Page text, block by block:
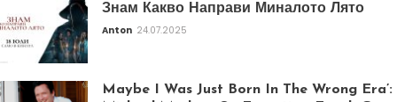
Знам Какво Направи Миналото Лято
Anton 24.07.2025
Maybe I Was Just Born In The Wrong Era’: